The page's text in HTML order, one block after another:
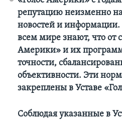
Learning English
СОЦИАЛЬНЫЕ СЕТИ
Языки
репутацию неизменно
новостей и информации.
всем мире знают, что от
Америки» и их
точности,
объективности. Эти
закреплены в Уставе
Соблюдая указанные в